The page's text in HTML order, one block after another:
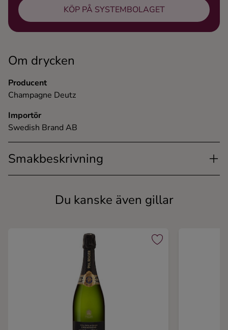
Om drycken
Producent
Champagne Deutz
Importör
Swedish Brand AB
Smakbeskrivning
KÖP PÅ SYSTEMBOLAGET
Du kanske även gillar